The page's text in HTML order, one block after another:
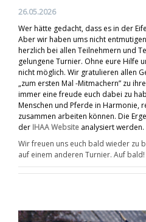
26.05.2026
Wer hätte gedacht, dass es in der
Aber wir haben ums nicht
herzlich bei allen Teilnehmern und
gelungene Turnier. Ohne eure Hilfe
nicht möglich. Wir gratulieren allen
„zum ersten Mal -Mitmachern” zu
immer eine freude euch dabei zu
Menschen und Pferde in Harmonie,
zusammen arbeiten können. Die
der IHAA Website analysiert werden.
Wir freuen uns euch bald wieder zu
auf einem anderen Turnier. Auf bald!